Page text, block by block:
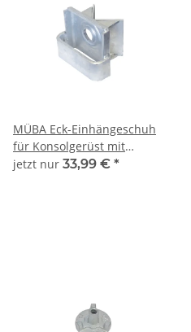
MÜBA Eck-Einhängeschuh
für Konsolgerüst mit
Rückseitigem Winkel für
jetzt nur 33,99 € *